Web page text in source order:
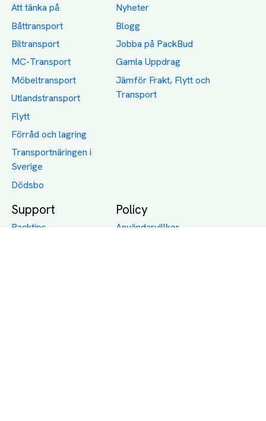
Att tänka på
Båttransport
Biltransport
MC-Transport
Möbeltransport
Utlandstransport
Flytt
Förråd och lagring
Transportnäringen i
Sverige
Dödsbo
Nyheter
Blogg
Jobba på PackBud
Gamla Uppdrag
Jämför Frakt, Flytt och
Transport
Support
Packtips
Policy
Användarvillkor